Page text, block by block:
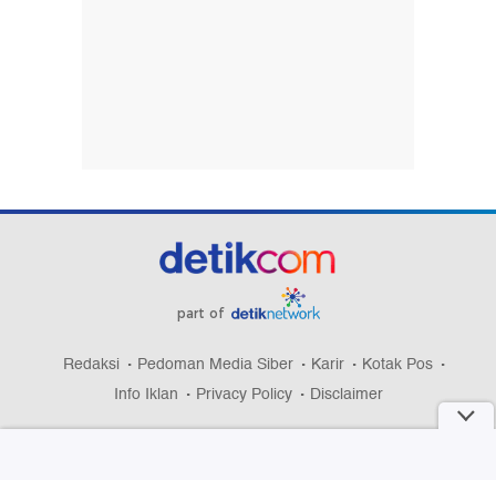
part of
Redaksi Pedoman Media Siber Karir
Kotak Pos
Info Iklan
Privacy Policy Disclaimer